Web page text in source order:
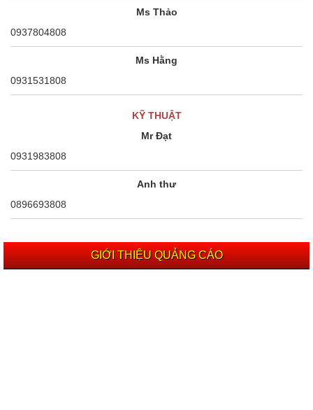
Ms Thảo
0937804808
Ms Hằng
0931531808
KỸ THUẬT
Mr Đạt
0931983808
Anh thư
0896693808
GIỚI THIỆU QUẢNG CÁO